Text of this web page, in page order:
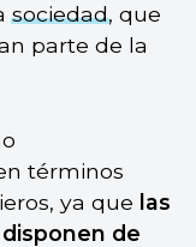
sociedad, que
parte de la
términos
ya que las
de